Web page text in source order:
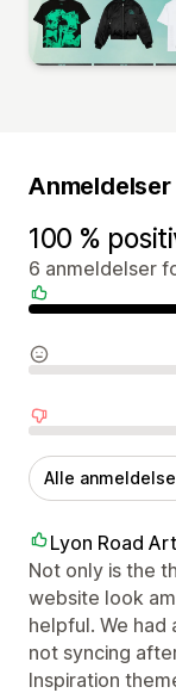
Anmeldelser
100 %
6 anmeldelser
Positive
Neutrale
Negative
Alle
Lyon Road Art
Not only is the
website look
helpful. We
not syncing
Inspiration